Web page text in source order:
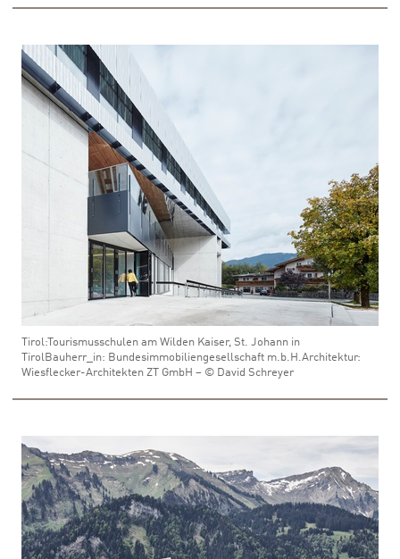
Tirol:Tourismusschulen am Wilden Kaiser, St. Johann in
TirolBauherr_in: Bundesimmobiliengesellschaft m.b.H.Architektur:
Wiesflecker-Architekten ZT GmbH – © David Schreyer